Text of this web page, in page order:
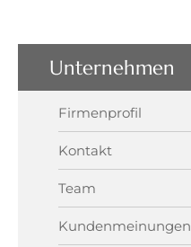
Unternehmen
Firmenprofil
Kontakt
Team
Kundenmeinungen